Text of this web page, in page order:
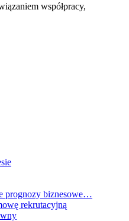
współpracy,
prognozy biznesowe…
rekrutacyjną